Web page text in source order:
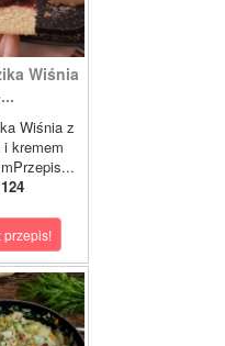
Wiśnia
Wiśnia z
kremem
przepis!